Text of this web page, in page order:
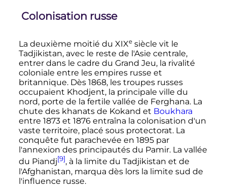
Colonisation russe
La deuxième moitié du XIXe siècle vit le
Tadjikistan, avec le reste de l'Asie centrale,
entrer dans le cadre du Grand Jeu, la rivalité
coloniale entre les empires russe et
britannique. Dès 1868, les troupes russes
occupaient Khodjent, la principale ville du
nord, porte de la fertile vallée de Ferghana. La
chute des khanats de Kokand et Boukhara
entre 1873 et 1876 entraîna la colonisation d'un
vaste territoire, placé sous protectorat. La
conquête fut parachevée en 1895 par
l'annexion des principautés du Pamir. La vallée
du Piandj[9], à la limite du Tadjikistan et de
l'Afghanistan, marqua dès lors la limite sud de
l'influence russe.